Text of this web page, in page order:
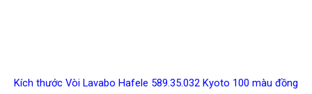
Kích thước Vòi Lavabo Hafele 589.35.032 Kyoto 100 màu đồng